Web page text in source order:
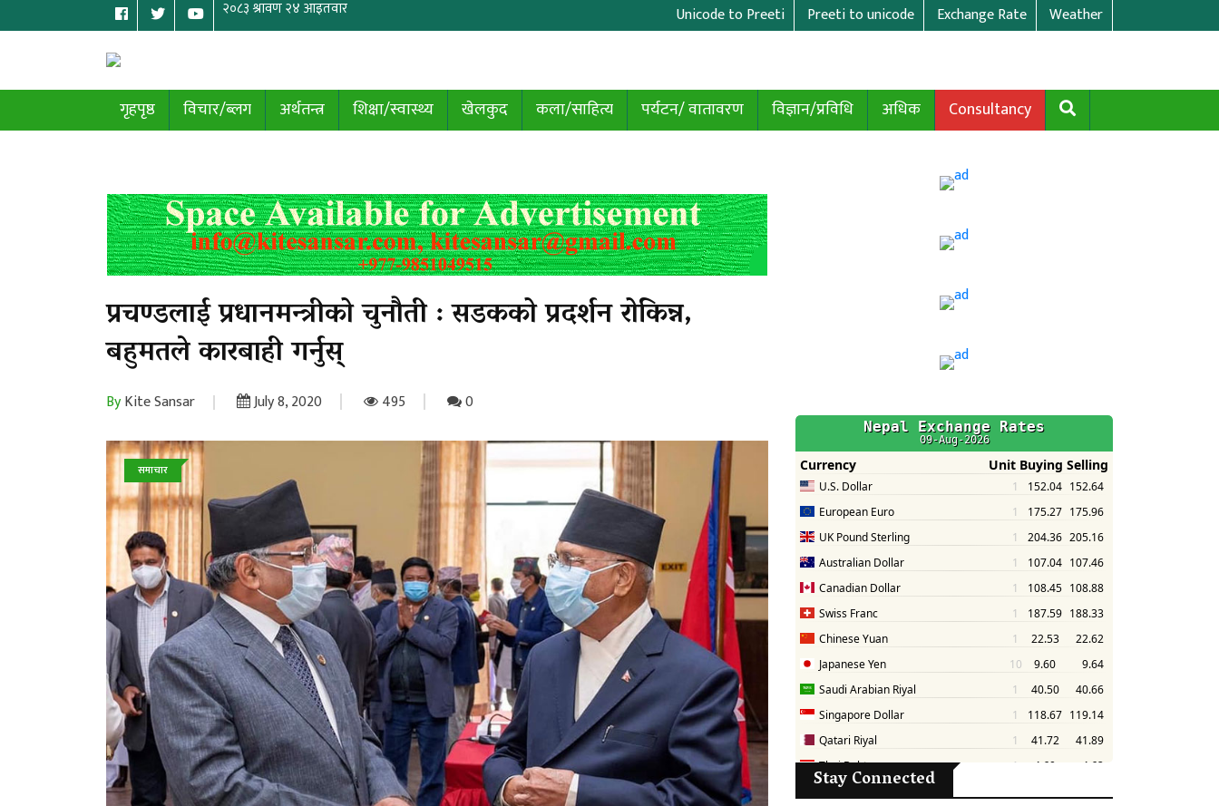
Unicode to Preeti Preeti to unicode Exchange Rate Weather
गृहपृष्ठ विचार/ब्लग अर्थतन्त्र शिक्षा/स्वास्थ्य खेलकुद कला/साहित्य पर्यटन/ वातावरण विज्ञान/प्रविधि अधिक Consultancy
प्रचण्डलाई प्रधानमन्त्रीको चुनौती : सडकको प्रदर्शन रोकिन्न,
बहुमतले कारबाही गर्नुस्
ByKite Sansar July 8, 2020 495 0
समाचार
Stay Connected